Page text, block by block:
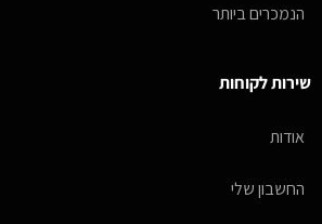
הנמכרים ביותר
שירות לקוחות
אודות
החשבון שלי